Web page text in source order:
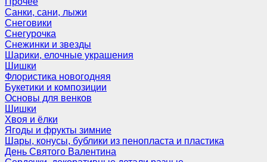
Санки, сани, лыжи
Снеговики
Снегурочка
Снежинки и звезды
Шарики, елочные украшения
Шишки
Флористика новогодняя
Букетики и композиции
Основы для венков
Шишки
Хвоя и ёлки
Ягоды и фрукты зимние
Шары, конусы, бублики из пенопласта и пластика
День Святого Валентина